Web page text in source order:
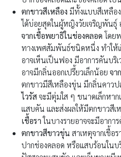
ตกขาวสีเหลือง มีทั้งแบบสีเหลือ
ได้บ่อยสุดในผู้หญิงวัยเจริญพันธุ์
จากเชื้อพยาธิในช่องคลอด โดย
ทางเพศสัมพันธ์ชนิดหนึ่ง ทำให้
อาจเห็นเป็นฟอง มีอาการคันบริ
อาจมีกลิ่นออกเปรี้ยวเล็กน้อย จา
ตกขาวมีสีเหลืองขุ่น มีกลิ่นคาว
ไวรัสจะมีตุ่มใส ๆ ขนาดเล็กหา
แสบคัน และส่งผลให้มีตกขาวสี
เชื้อราในบางรายอาจจะมีอาก
ตกขาวสีขาวขุ่น สาเหตุจากเชื้อ
ปากช่องคลอด หรือแสบร้อนในบ